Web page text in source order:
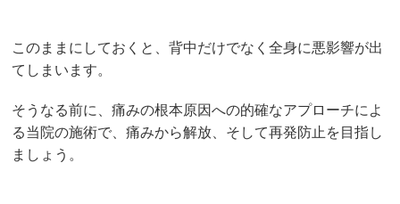
このままにしておくと、背中だけでなく全身に悪影響が出
てしまいます。
そうなる前に、痛みの根本原因への的確なアプローチによ
る当院の施術で、痛みから解放、そして再発防止を目指し
ましょう。